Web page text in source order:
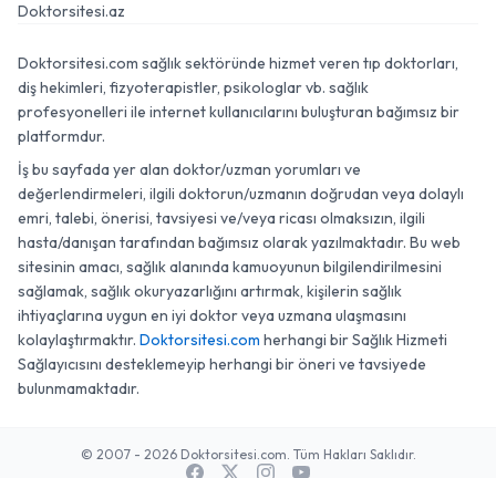
Doktorsitesi.az
Doktorsitesi.com sağlık sektöründe hizmet veren tıp doktorları,
diş hekimleri, fizyoterapistler, psikologlar vb. sağlık
profesyonelleri ile internet kullanıcılarını buluşturan bağımsız bir
platformdur.
İş bu sayfada yer alan doktor/uzman yorumları ve
değerlendirmeleri, ilgili doktorun/uzmanın doğrudan veya dolaylı
emri, talebi, önerisi, tavsiyesi ve/veya ricası olmaksızın, ilgili
hasta/danışan tarafından bağımsız olarak yazılmaktadır. Bu web
sitesinin amacı, sağlık alanında kamuoyunun bilgilendirilmesini
sağlamak, sağlık okuryazarlığını artırmak, kişilerin sağlık
ihtiyaçlarına uygun en iyi doktor veya uzmana ulaşmasını
kolaylaştırmaktır. Doktorsitesi.com herhangi bir Sağlık Hizmeti
Sağlayıcısını desteklemeyip herhangi bir öneri ve tavsiyede
bulunmamaktadır.
© 2007 - 2026 Doktorsitesi.com. Tüm Hakları Saklıdır.